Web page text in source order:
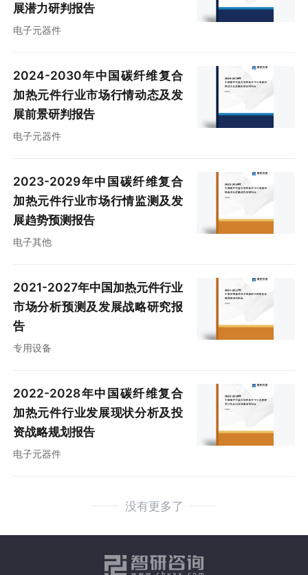
展潜力研判报告
电子元器件
2024-2030年中国碳纤维复合
加热元件行业市场行情动态及发
展前景研判报告
电子元器件
2023-2029年中国碳纤维复合
加热元件行业市场行情监测及发
展趋势预测报告
电子其他
2021-2027年中国加热元件行业
市场分析预测及发展战略研究报
告
专用设备
2022-2028年中国碳纤维复合
加热元件行业发展现状分析及投
资战略规划报告
电子元器件
没有更多了